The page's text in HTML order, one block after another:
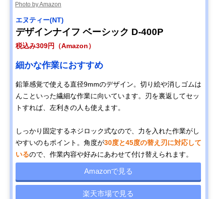
Photo by Amazon
エヌティー(NT)
デザインナイフ ベーシック D-400P
税込み309円（Amazon）
細かな作業におすすめ
鉛筆感覚で使える直径9mmのデザイン。切り絵や消しゴムは
んこといった繊細な作業に向いています。刃を裏返してセッ
トすれば、左利きの人も使えます。
しっかり固定するネジロック式なので、力を入れた作業がし
やすいのもポイント。角度が30度と45度の替え刃に対応して
いるので、作業内容や好みにあわせて付け替えられます。
Amazonで見る
楽天市場で見る